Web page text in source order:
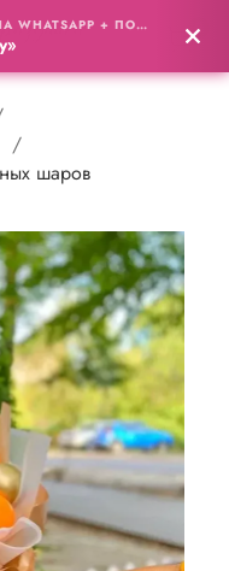
0
шаров
ПОЛУЧИТЕ ПОДБОРКУ ШАРОВ НА WHATSAPP + ПОДАРОК